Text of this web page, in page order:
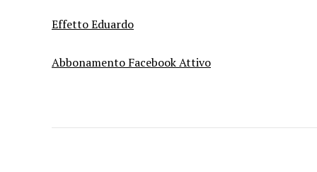
Effetto Eduardo
Abbonamento Facebook Attivo